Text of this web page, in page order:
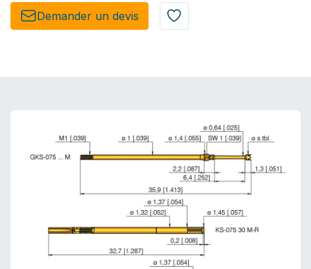
Demander un de​​vis​​